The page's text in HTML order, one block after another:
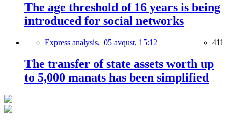
The age threshold of 16 years is being
introduced for social networks
Express analysis, 05 avqust, 15:12 411
The transfer of state assets worth up
to 5,000 manats has been simplified